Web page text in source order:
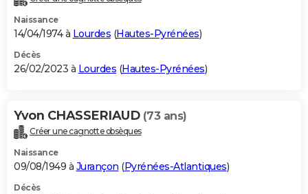
Naissance
14/04/1974 à Lourdes (Hautes-Pyrénées)
Décès
26/02/2023 à Lourdes (Hautes-Pyrénées)
Yvon CHASSERIAUD (73 ans)
Créer une cagnotte obsèques
Naissance
09/08/1949 à Jurançon (Pyrénées-Atlantiques)
Décès